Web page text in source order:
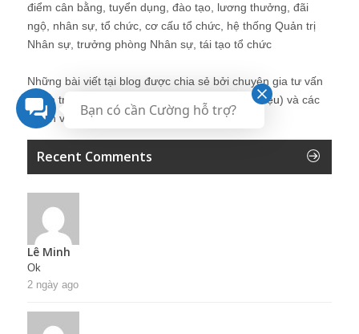
điểm cân bằng, tuyển dụng, đào tạo, lương thưởng, đãi
ngộ, nhân sự, tổ chức, cơ cấu tổ chức, hệ thống Quản trị
Nhân sự, trưởng phòng Nhân sự, tái tạo tổ chức
Những bài viết tại blog được chia sẻ bởi chuyên gia tư vấn
Quản trị Nhân sự Nguyễn Hùng Cường (
giới thiệu) và các
thành viên khác trong cộng đồng Nhân sự.
Recent Comments
Lê Minh
Ok
2 ngày ago
Bạn có cần Cường hỗ trợ?